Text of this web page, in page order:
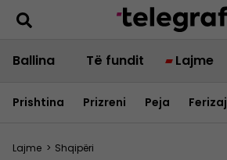
Ballina Të fundit Lajme
Prishtina Prizreni Peja Ferizaj
Lajme > Shqipëri